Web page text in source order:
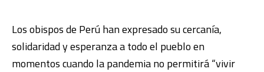
Los obispos de Perú han expresado su cercanía,
solidaridad y esperanza a todo el pueblo en
momentos cuando la pandemia no permitirá “vivir